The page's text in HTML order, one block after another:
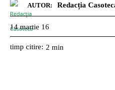
AUTOR: Redacția
14 martie 16
timp citire: 2 min